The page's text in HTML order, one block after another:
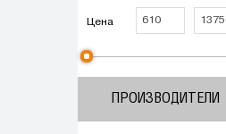
Цена
ПРОИЗВОДИТЕЛИ